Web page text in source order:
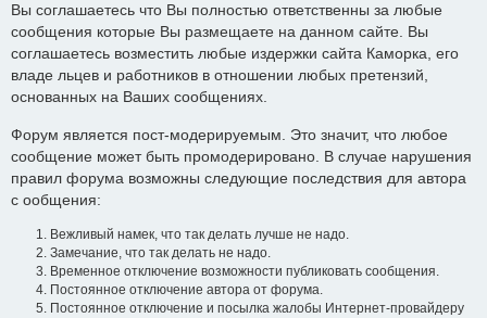
Вы соглашаетесь что Вы полностью ответственны за любые
сообщения которые Вы размещаете на данном сайте. Вы
соглашаетесь возместить любые издержки сайта Каморка, его
владе льцев и работников в отношении любых претензий,
основанных на Ваших сообщениях.
Форум является пост-модерируемым. Это значит, что любое
сообщение может быть промодерировано. В случае нарушения
правил форума возможны следующие последствия для автора
с ообщения:
Вежливый намек, что так делать лучше не надо.
Замечание, что так делать не надо.
Временное отключение возможности публиковать сообщения.
Постоянное отключение автора от форума.
Постоянное отключение и посылка жалобы Интернет-провайдеру